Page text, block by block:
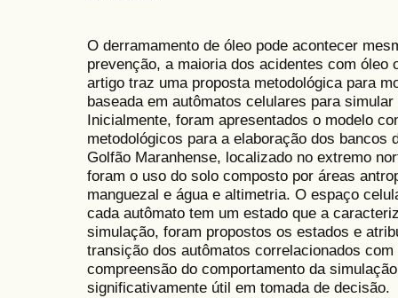
O derramamento de óleo pode acontecer
prevenção, a maioria dos acidentes com
artigo traz uma proposta metodológica para
baseada em autômatos celulares para
Inicialmente, foram apresentados o modelo
metodológicos para a elaboração dos bancos
Golfão Maranhense, localizado no extremo
foram o uso do solo composto por áreas
manguezal e água e altimetria. O espaço
cada autômato tem um estado que a
simulação, foram propostos os estados e
transição dos autômatos correlacionados
compreensão do comportamento da
significativamente útil em tomada de decisão.